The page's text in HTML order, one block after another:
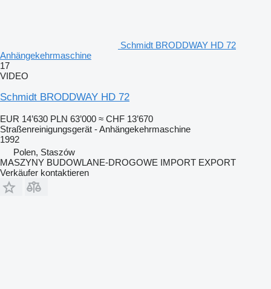
Schmidt BRODDWAY HD 72
Anhängekehrmaschine
17
VIDEO
Schmidt BRODDWAY HD 72
EUR 14’630 PLN 63’000 ≈ CHF 13’670
Straßenreinigungsgerät - Anhängekehrmaschine
1992
Polen, Staszów
MASZYNY BUDOWLANE-DROGOWE IMPORT EXPORT
Verkäufer kontaktieren